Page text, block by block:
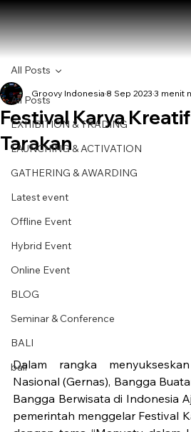
All Posts
EXHIBITION & TRADING
LAUNCHING & ACTIVATION
GATHERING & AWARDING
Latest event
Offline Event
Hybrid Event
Online Event
BLOG
Seminar & Conference
BALI
bali
All Posts
Festival Karya
Tarakan
Groovy Indonesia 8 Sep 2023 3 menit
Dalam rangka
Nasional (Gernas), Bangga
Bangga Berwisata di Indonesia
pemerintah menggelar Festival